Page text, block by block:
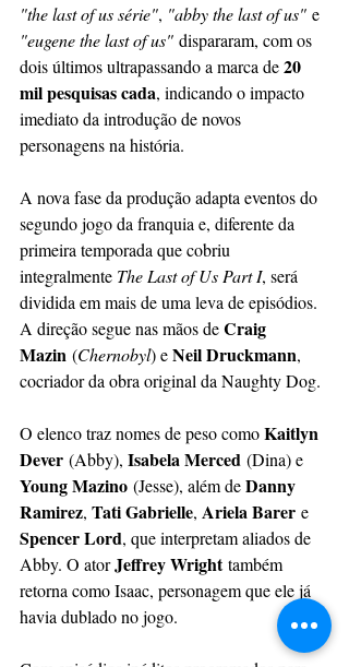
"the last of us série", "abby the last of us" e
"eugene the last of us" dispararam, com os
dois últimos ultrapassando a marca de 20
mil pesquisas cada, indicando o impacto
imediato da introdução de novos
personagens na história.
A nova fase da produção adapta eventos do
segundo jogo da franquia e, diferente da
primeira temporada que cobriu
integralmente The Last of Us Part I, será
dividida em mais de uma leva de episódios.
A direção segue nas mãos de Craig
Mazin (Chernobyl) e Neil Druckmann,
cocriador da obra original da Naughty Dog.
O elenco traz nomes de peso como Kaitlyn
Dever (Abby), Isabela Merced (Dina) e
Young Mazino (Jesse), além de Danny
Ramirez, Tati Gabrielle, Ariela Barer e
Spencer Lord, que interpretam aliados de
Abby. O ator Jeffrey Wright também
retorna como Isaac, personagem que ele já
havia dublado no jogo.